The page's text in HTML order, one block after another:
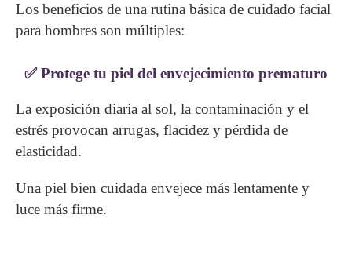
Los beneficios de una rutina básica de cuidado facial
para hombres son múltiples:
✅ Protege tu piel del envejecimiento prematuro
La exposición diaria al sol, la contaminación y el
estrés provocan arrugas, flacidez y pérdida de
elasticidad.
Una piel bien cuidada envejece más lentamente y
luce más firme.